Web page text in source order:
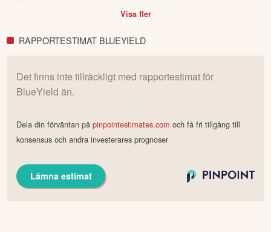
Visa fler
RAPPORTESTIMAT BLUEYIELD
Det finns inte tillräckligt med rapportestimat för
BlueYield än.
Dela din förväntan påpinpointestimates.com och få fri tillgång till
konsensus och andra investerares prognoser
Lämna estimat